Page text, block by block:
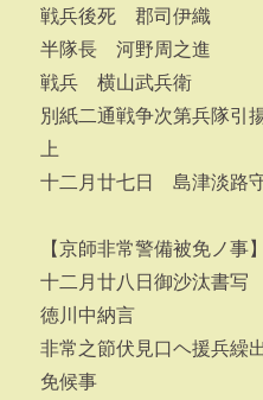
戦兵後死 郡司伊織
半隊長 河野周之進
戦兵 横山武兵衛
別紙二通戦争次第兵隊引
上
十二月廿七日 島津淡路
【京師非常警備被免ノ事】
十二月廿八日御沙汰書写
徳川中納言
非常之節伏見口ヘ援兵繰
免候事